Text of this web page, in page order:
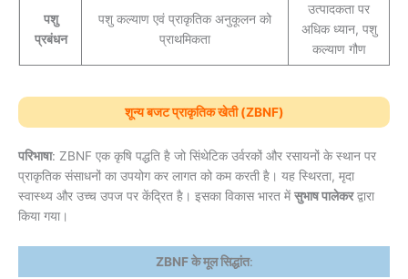
पशु
प्रबंधन
पशु कल्याण एवं प्राकृतिक अनुकूलन को
प्राथमिकता
उत्पादकता पर
अधिक ध्यान, पशु
कल्याण गौण
शून्य बजट प्राकृतिक खेती (ZBNF)
परिभाषा: ZBNF एक कृषि पद्धति है जो सिंथेटिक उर्वरकों और रसायनों के स्थान पर
प्राकृतिक संसाधनों का उपयोग कर लागत को कम करती है। यह स्थिरता, मृदा
स्वास्थ्य और उच्च उपज पर केंद्रित है। इसका विकास भारत मेंसुभाष पालेकरद्वारा
किया गया।
ZBNF के मूल सिद्धांत: